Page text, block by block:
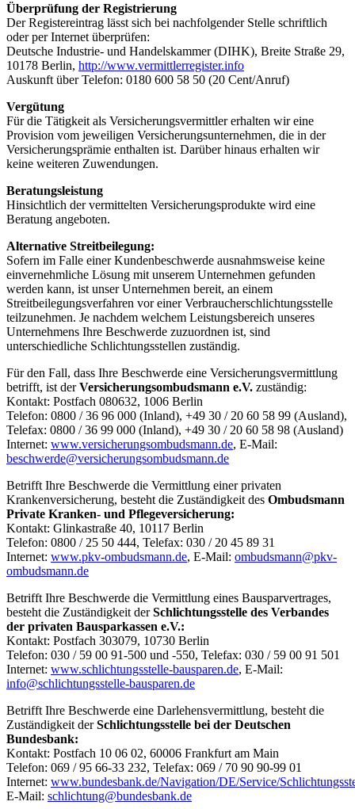
Überprüfung der Registrierung
Der Registereintrag lässt sich bei nachfolgender Stelle schriftlich
oder per Internet überprüfen:
Deutsche Industrie- und Handelskammer (DIHK), Breite Straße 29,
10178 Berlin, http://www.vermittlerregister.info
Auskunft über Telefon: 0180 600 58 50 (20 Cent/Anruf)
Vergütung
Für die Tätigkeit als Versicherungsvermittler erhalten wir eine
Provision vom jeweiligen Versicherungsunternehmen, die in der
Versicherungsprämie enthalten ist. Darüber hinaus erhalten wir
keine weiteren Zuwendungen.
Beratungsleistung
Hinsichtlich der vermittelten Versicherungsprodukte wird eine
Beratung angeboten.
Alternative Streitbeilegung:
Sofern im Falle einer Kundenbeschwerde ausnahmsweise keine
einvernehmliche Lösung mit unserem Unternehmen gefunden
werden kann, ist unser Unternehmen bereit, an einem
Streitbeilegungsverfahren vor einer Verbraucherschlichtungsstelle
teilzunehmen. Je nachdem welchem Leistungsbereich unseres
Unternehmens Ihre Beschwerde zuzuordnen ist, sind
unterschiedliche Schlichtungsstellen zuständig.
Für den Fall, dass Ihre Beschwerde eine Versicherungsvermittlung
betrifft, ist derVersicherungsombudsmann e.V. zuständig:
Kontakt: Postfach 080632, 1006 Berlin
Telefon: 0800 / 36 96 000 (Inland), +49 30 / 20 60 58 99 (Ausland),
Telefax: 0800 / 36 99 000 (Inland), +49 30 / 20 60 58 98 (Ausland)
Internet: www.versicherungsombudsmann.de, E-Mail:
beschwerde@versicherungsombudsmann.de
Betrifft Ihre Beschwerde die Vermittlung einer privaten
Krankenversicherung, besteht die Zuständigkeit des Ombudsmann
Private Kranken- und Pflegeversicherung:
Kontakt: Glinkastraße 40, 10117 Berlin
Telefon: 0800 / 25 50 444, Telefax: 030 / 20 45 89 31
Internet: www.pkv-ombudsmann.de, E-Mail: ombudsmann@pkv-
ombudsmann.de
Betrifft Ihre Beschwerde die Vermittlung eines Bausparvertrages,
besteht die Zuständigkeit derSchlichtungsstelle des Verbandes
der privaten Bausparkassen e.V.:
Kontakt: Postfach 303079, 10730 Berlin
Telefon: 030 / 59 00 91-500 und -550, Telefax: 030 / 59 00 91 501
Internet: www.schlichtungsstelle-bausparen.de, E-Mail:
info@schlichtungsstelle-bausparen.de
Betrifft Ihre Beschwerde eine Darlehensvermittlung, besteht die
Zuständigkeit derSchlichtungsstelle bei der Deutschen
Bundesbank:
Kontakt: Postfach 10 06 02, 60006 Frankfurt am Main
Telefon: 069 / 95 66-33 232, Telefax: 069 / 70 90 90-99 01
Internet: www.bundesbank.de/Navigation/DE/Service/
E-Mail: schlichtung@bundesbank.de